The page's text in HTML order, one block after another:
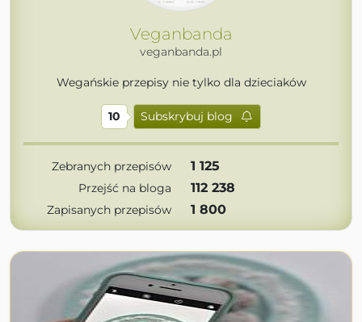
Veganbanda
veganbanda.pl
Wegańskie przepisy nie tylko dla dzieciaków
10 Subskrybuj blog
Zebranych przepisów 1 125
Przejść na bloga 112 238
Zapisanych przepisów 1 800